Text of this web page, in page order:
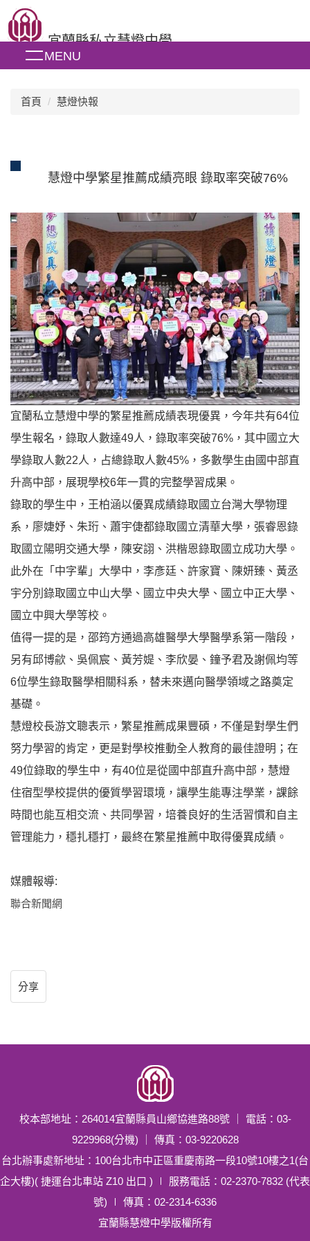
跳
到
主
內
宜蘭縣私立慧燈中學
MENU
首頁 慧燈快報
慧燈中學繁星推薦成績亮眼 錄取率突破76%
宜蘭私立慧燈中學的繁星推薦成績表現優異，今年共有64位
學生報名，錄取人數達49人，錄取率突破76%，其中國立大
學錄取人數22人，占總錄取人數45%，多數學生由國中部直
升高中部，展現學校6年一貫的完整學習成果。
錄取的學生中，王柏涵以優異成績錄取國立台灣大學物理
系，廖婕妤、朱珩、蕭宇倢都錄取國立清華大學，張睿恩錄
取國立陽明交通大學，陳安詡、洪楷恩錄取國立成功大學。
此外在「中字輩」大學中，李彥廷、許家寶、陳妍臻、黃丞
宇分別錄取國立中山大學、國立中央大學、國立中正大學、
國立中興大學等校。
值得一提的是，邵筠方通過高雄醫學大學醫學系第一階段，
另有邱博歈、吳佩宸、黃芳媞、李欣晏、鐘予君及謝佩均等
6位學生錄取醫學相關科系，替未來邁向醫學領域之路奠定
基礎。
慧燈校長游文聰表示，繁星推薦成果豐碩，不僅是對學生們
努力學習的肯定，更是對學校推動全人教育的最佳證明；在
49位錄取的學生中，有40位是從國中部直升高中部，慧燈
住宿型學校提供的優質學習環境，讓學生能專注學業，課餘
時間也能互相交流、共同學習，培養良好的生活習慣和自主
管理能力，穩扎穩打，最終在繁星推薦中取得優異成績。
媒體報導:
聯合新聞網
分享
校本部地址：264014宜蘭縣員山鄉協進路88號 ｜ 電話：03-
9229968(分機) ｜ 傳真：03-9220628
台北辦事處新地址：100台北市中正區重慶南路一段10號10樓之1(台
企大樓)( 捷運台北車站 Z10 出口 ) ∣ 服務電話：02-2370-7832 (代表
號) ∣ 傳真：02-2314-6336
宜蘭縣慧燈中學版權所有